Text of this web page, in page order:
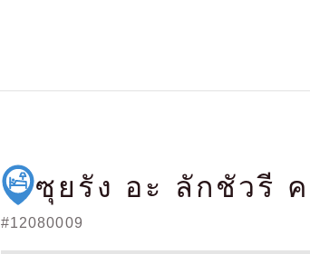
ซุยรัง อะ ลักชัวรี
#12080009